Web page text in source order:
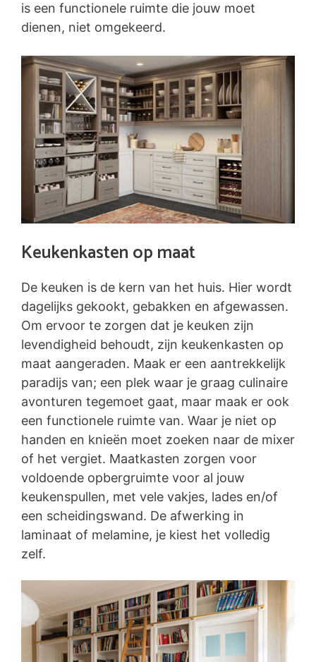
is een functionele ruimte die jouw moet
dienen, niet omgekeerd.
Keukenkasten op maat
De keuken is de kern van het huis. Hier wordt
dagelijks gekookt, gebakken en afgewassen.
Om ervoor te zorgen dat je keuken zijn
levendigheid behoudt, zijn keukenkasten op
maat aangeraden. Maak er een aantrekkelijk
paradijs van; een plek waar je graag culinaire
avonturen tegemoet gaat, maar maak er ook
een functionele ruimte van. Waar je niet op
handen en knieën moet zoeken naar de mixer
of het vergiet. Maatkasten zorgen voor
voldoende opbergruimte voor al jouw
keukenspullen, met vele vakjes, lades en/of
een scheidingswand. De afwerking in
laminaat of melamine, je kiest het volledig
zelf.